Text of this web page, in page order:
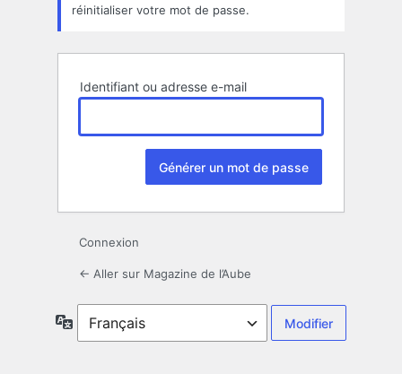
réinitialiser votre mot de passe.
Identifiant ou adresse e-mail
Connexion
← Aller sur Magazine de l’Aube
Langue